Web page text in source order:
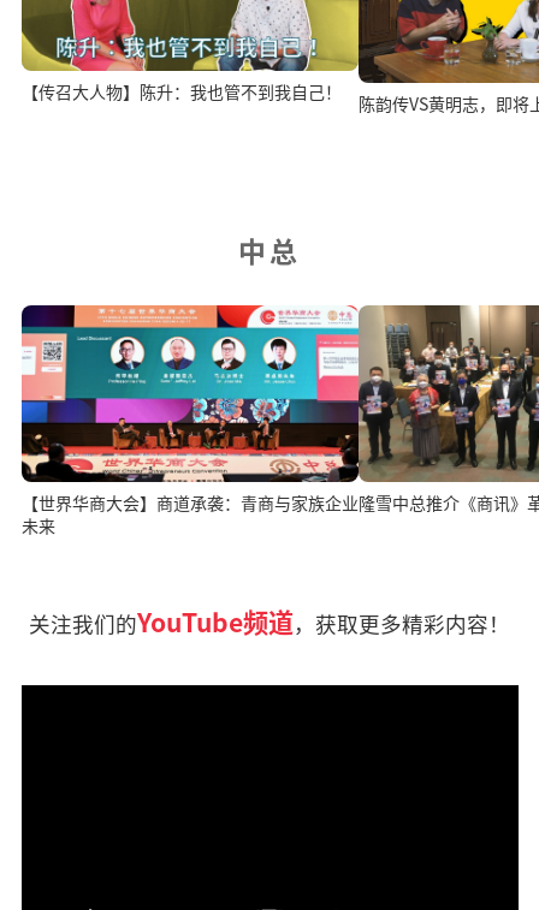
【传召大人物】陈升：我也管不到我自己！
陈韵传VS黄明志，即将
中总
【世界华商大会】商道承袭：青商与家族企业
未来
隆雪中总推介《商讯》
关注我们的YouTube频道，获取更多精彩内容！